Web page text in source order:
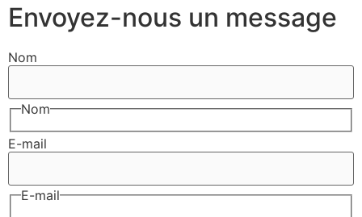
Envoyez-nous un message
Nom
Nom
E-mail
E-mail